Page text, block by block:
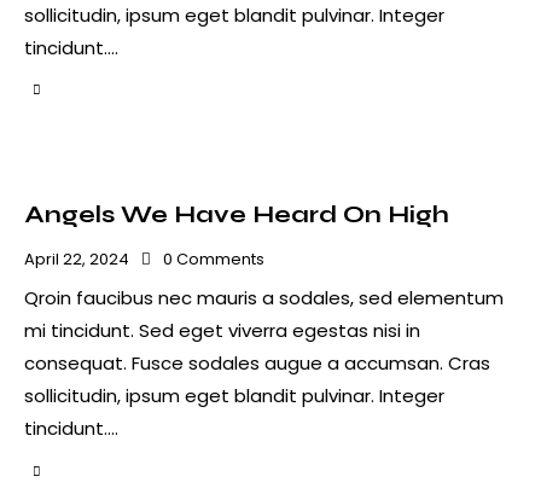
sollicitudin, ipsum eget blandit pulvinar. Integer
tincidunt.…
Angels We Have Heard On High
April 22, 2024 0 Comments
Qroin faucibus nec mauris a sodales, sed elementum
mi tincidunt. Sed eget viverra egestas nisi in
consequat. Fusce sodales augue a accumsan. Cras
sollicitudin, ipsum eget blandit pulvinar. Integer
tincidunt.…